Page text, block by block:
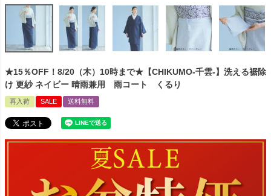
★15％OFF！8/20（木）10時まで★【CHIKUMO-千雲-】洗える裾除
け 更紗 ネイビー 晴雨兼用 雨コート くるり
再入荷 SALE 送料無料